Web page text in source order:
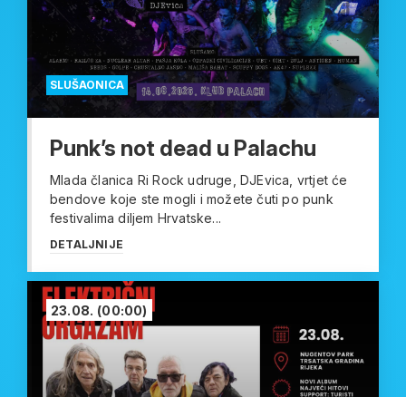
SLUŠAONICA
Punk’s not dead u Palachu
Mlada članica Ri Rock udruge, DJEvica, vrtjet će
bendove koje ste mogli i možete čuti po punk
festivalima diljem Hrvatske...
DETALJNIJE
23.08. (00:00)